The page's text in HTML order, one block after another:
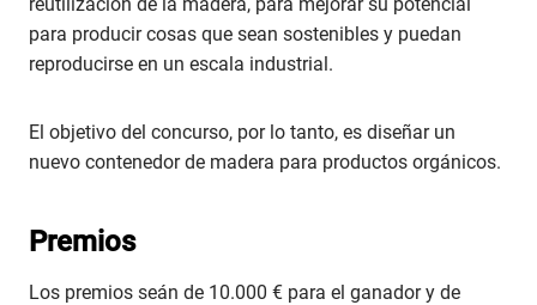
para producir cosas que sean sostenibles y puedan
reproducirse en un escala industrial.
El objetivo del concurso, por lo tanto, es diseñar un
nuevo contenedor de madera para productos orgánicos.
Premios
Los premios seán de 10.000 € para el ganador y de